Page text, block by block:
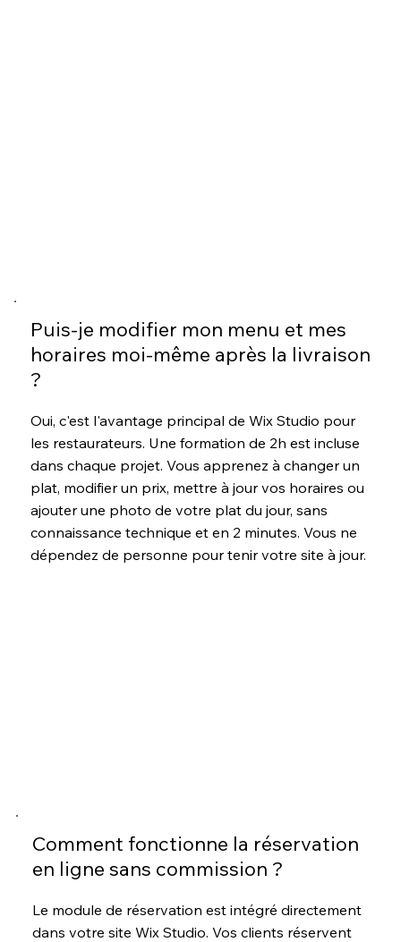
Puis-je modifier mon menu et mes
horaires moi-même après la livraison
?
Oui, c'est l'avantage principal de Wix Studio pour
les restaurateurs. Une formation de 2h est incluse
dans chaque projet. Vous apprenez à changer un
plat, modifier un prix, mettre à jour vos horaires ou
ajouter une photo de votre plat du jour, sans
connaissance technique et en 2 minutes. Vous ne
dépendez de personne pour tenir votre site à jour.
Comment fonctionne la réservation
en ligne sans commission ?
Le module de réservation est intégré directement
dans votre site Wix Studio. Vos clients réservent